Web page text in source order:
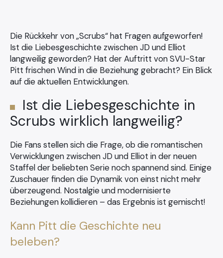
Die Rückkehr von „Scrubs“ hat Fragen aufgeworfen!
Ist die Liebesgeschichte zwischen JD und Elliot
langweilig geworden? Hat der Auftritt von SVU-Star
Pitt frischen Wind in die Beziehung gebracht? Ein Blick
auf die aktuellen Entwicklungen.
Ist die Liebesgeschichte in
Scrubs wirklich langweilig?
Die Fans stellen sich die Frage, ob die romantischen
Verwicklungen zwischen JD und Elliot in der neuen
Staffel der beliebten Serie noch spannend sind. Einige
Zuschauer finden die Dynamik von einst nicht mehr
überzeugend. Nostalgie und modernisierte
Beziehungen kollidieren – das Ergebnis ist gemischt!
Kann Pitt die Geschichte neu
beleben?